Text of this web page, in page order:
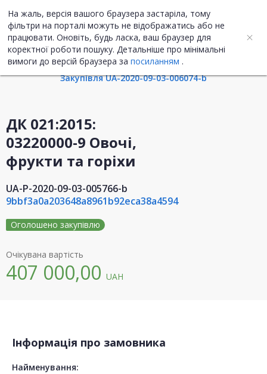
На жаль, версія вашого браузера застаріла, тому
фільтри на порталі можуть не відображатись або не
працювати. Оновіть, будь ласка, ваш браузер для
коректної роботи пошуку. Детальніше про мінімальні
вимоги до версій браузера за посиланням .
UA ENG
Інформація про план
Закупівля UA-2020-09-03-006074-b
ДК 021:2015:
03220000-9 Овочі,
фрукти та горіхи
UA-P-2020-09-03-005766-b
9bbf3a0a203648a8961b92eca38a4594
Оголошено закупівлю
Очікувана вартість
407 000,00 UAH
Інформація про замовника
Найменування: